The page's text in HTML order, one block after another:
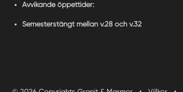
Avvikande öppettider:
Semesterstängt mellan v.28 och v.32